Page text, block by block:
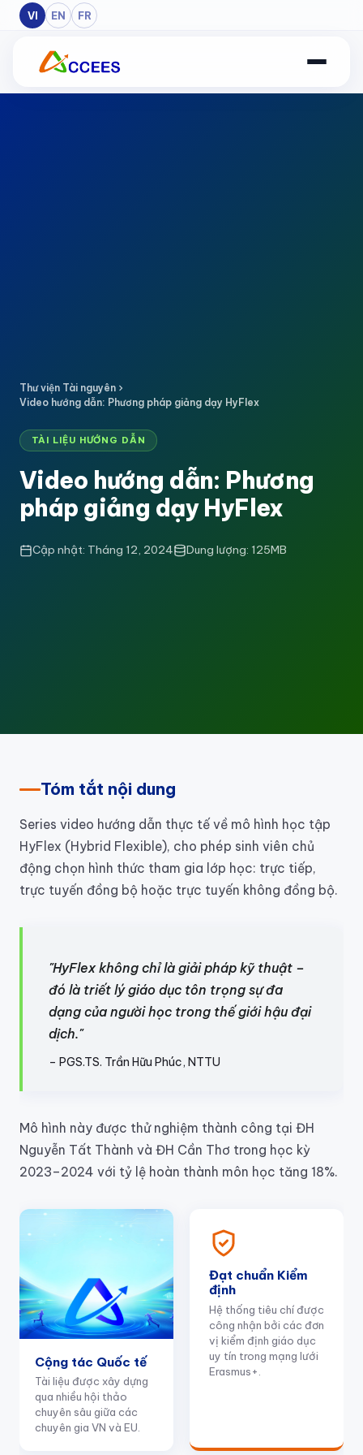
Skip to Main Content
VI EN FR
Thư viện Tài nguyên
Video hướng dẫn: Phương pháp giảng dạy HyFlex
TÀI LIỆU HƯỚNG DẪN
Video hướng dẫn: Phương
pháp giảng dạy HyFlex
Cập nhật: Tháng 12, 2024 Dung lượng: 125MB
Tóm tắt nội dung
Series video hướng dẫn thực tế về mô hình học tập
HyFlex (Hybrid Flexible), cho phép sinh viên chủ
động chọn hình thức tham gia lớp học: trực tiếp,
trực tuyến đồng bộ hoặc trực tuyến không đồng bộ.
"HyFlex không chỉ là giải pháp kỹ thuật –
đó là triết lý giáo dục tôn trọng sự đa
dạng của người học trong thế giới hậu đại
dịch."
– PGS.TS. Trần Hữu Phúc, NTTU
Mô hình này được thử nghiệm thành công tại ĐH
Nguyễn Tất Thành và ĐH Cần Thơ trong học kỳ
2023–2024 với tỷ lệ hoàn thành môn học tăng 18%.
Cộng tác Quốc tế
Tài liệu được xây dựng
qua nhiều hội thảo
chuyên sâu giữa các
chuyên gia VN và EU.
Đạt chuẩn Kiểm
định
Hệ thống tiêu chí được
công nhận bởi các đơn
vị kiểm định giáo dục
uy tín trong mạng lưới
Erasmus+.